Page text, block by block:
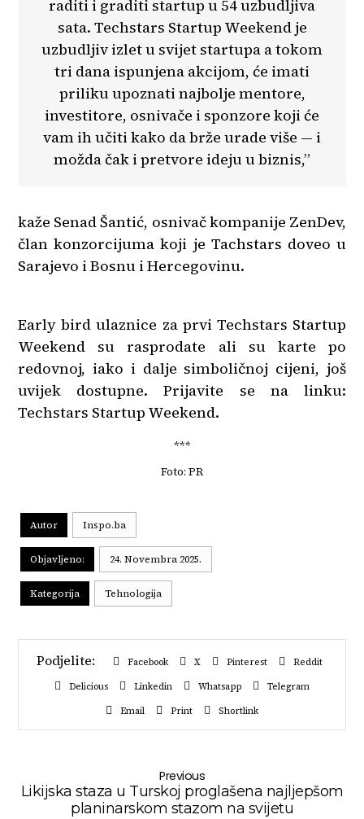
raditi i graditi startup u 54 uzbudljiva
sata. Techstars Startup Weekend je
uzbudljiv izlet u svijet startupa a tokom
tri dana ispunjena akcijom, će imati
priliku upoznati najbolje mentore,
investitore, osnivače i sponzore koji će
vam ih učiti kako da brže urade više — i
možda čak i pretvore ideju u biznis,”
kaže Senad Šantić, osnivač kompanije ZenDev,
član konzorcijuma koji je Tachstars doveo u
Sarajevo i Bosnu i Hercegovinu.
Early bird ulaznice za prvi Techstars Startup
Weekend su rasprodate ali su karte po
redovnoj, iako i dalje simboličnoj cijeni, još
uvijek dostupne. Prijavite se na linku:
Techstars Startup Weekend.
***
Foto: PR
Autor Inspo.ba
Objavljeno: 24. Novembra 2025.
Kategorija Tehnologija
Facebook X Pinterest
Reddit
Delicious
Linkedin Whatsapp
Telegram
Email
Print Shortlink
Previous
Likijska staza u Turskoj proglašena najljepšom
planinarskom stazom na svijetu